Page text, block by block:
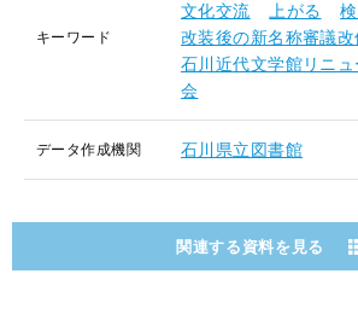
キーワード
文化交流
上がる
改装後の新名称審議改
石川近代文学館リニ
会
データ作成機関 石川県立図書館
関連する資料を見る